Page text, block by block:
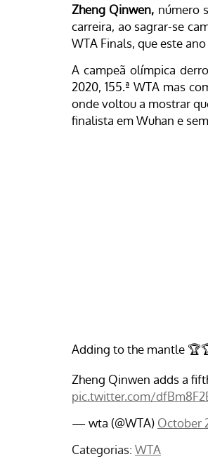
Zheng Qinwen, número
carreira, ao sagrar-se
WTA Finals, que este
A campeã olímpica
2020, 155.ª WTA mas
onde voltou a mostrar
finalista em Wuhan e
Adding to the mantle
Zheng Qinwen adds a
pic.twitter.com/
— wta (@WTA) October
Categorias: WTA